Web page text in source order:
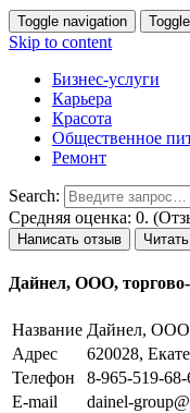
Toggle navigation
Skip to content
Бизнес-услуги
Карьера
Красота
Общественное
Ремонт
Search:
Средняя оценка: 0.
Написать отзыв
Дайнел, ООО, торгово-
Название Дайнел, ООО,
Адрес
620028,
Телефон
8-965-519-68-
E-mail
dainel-